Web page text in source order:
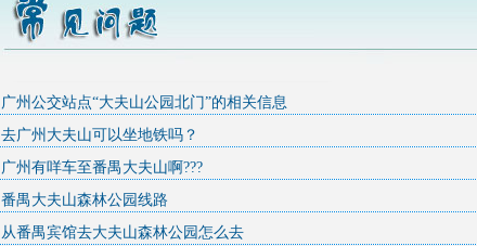
广州公交站点“大夫山公园北门”的相关信息
去广州大夫山可以坐地铁吗？
广州有咩车至番禺大夫山啊???
番禺大夫山森林公园线路
从番禺宾馆去大夫山森林公园怎么去